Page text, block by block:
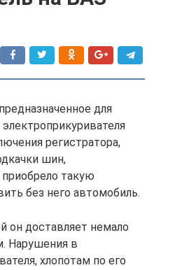
для
регистратора,
шин,
такую
без него автомобиль.
он доставляет немало
Нарушения в
хлопотам по его